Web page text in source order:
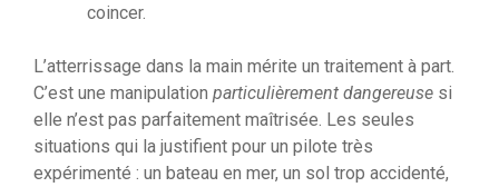
coincer.
L’atterrissage dans la main mérite un traitement à part.
C’est une manipulation particulièrement dangereuse si
elle n’est pas parfaitement maîtrisée. Les seules
situations qui la justifient pour un pilote très
expérimenté : un bateau en mer, un sol trop accidenté,